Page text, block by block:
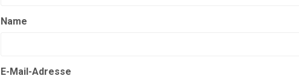
Name
E-Mail-Adresse